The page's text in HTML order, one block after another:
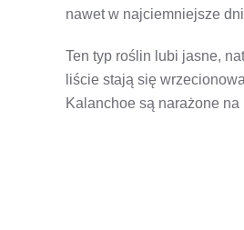
nawet w najciemniejsze
Ten typ roślin lubi jasne,
liście stają się
Kalanchoe są narażone